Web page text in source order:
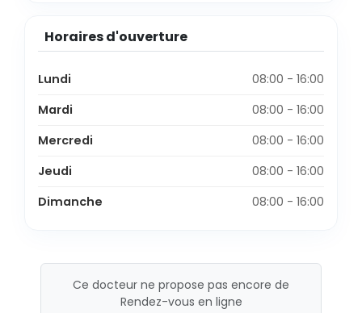
Horaires d'ouverture
Lundi
08:00 - 16:00
Mardi
08:00 - 16:00
Mercredi
08:00 - 16:00
Jeudi
08:00 - 16:00
Dimanche
08:00 - 16:00
Ce docteur ne propose pas encore de
Rendez-vous en ligne